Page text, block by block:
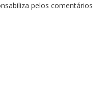
pelos comentários